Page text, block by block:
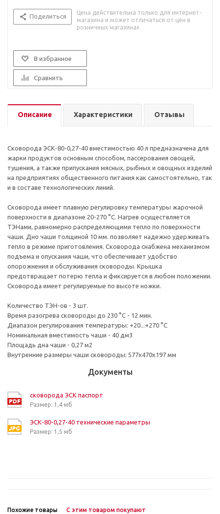
Поделиться
Цена действительна только для интернет-
магазина и может отличаться от цен в
розничных магазинах
В избранное
Сравнить
Описание Характеристики Отзывы
Сковорода ЭСК-80-0,27-40 вместимостью 40 л предназначена для
жарки продуктов основным способом, пассерования овощей,
тушения, а также припускания мясных, рыбных и овощных изделий
на предприятиях общественного питания как самостоятельно, так
и в составе технологических линий.
Сковорода имеет плавную регулировку температуры жарочной
поверхности в диапазоне 20-270 °С. Нагрев осуществляется
ТЭНами, равномерно распределяющими тепло по поверхности
чаши. Дно чаши толщиной 10 мм. позволяет надежно удерживать
тепло в режиме приготовления. Сковорода снабжена механизмом
подъема и опускания чаши, что обеспечивает удобство
опорожнения и обслуживания сковороды. Крышка
предотвращает потерю тепла и фиксируется в любом положении.
Сковорода имеет регулируемые по высоте ножки.
Количество ТЭН-ов - 3 шт.
Время разогрева сковороды до 230 °C - 12 мин.
Диапазон регулирования температуры: +20...+270 °C
Номинальная вместимость чаши - 40 дм3
Площадь дна чаши - 0,27 м2
Внутренние размеры чаши сковороды: 577х470х197 мм
Документы
сковорода ЭСК паспорт
Размер: 1,4 мб
ЭСК-80-0,27-40 технические параметры
Размер: 1,5 мб
Похожие товары С этим товаром покупают